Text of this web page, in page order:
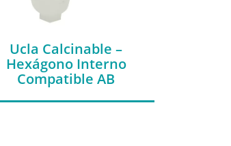
Ucla Calcinable –
Hexágono Interno
Compatible AB